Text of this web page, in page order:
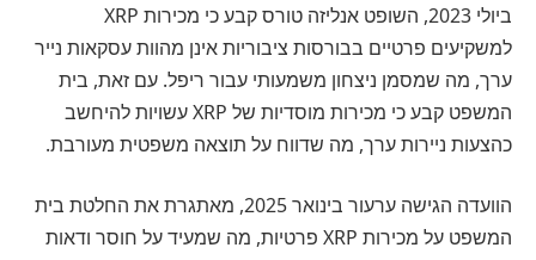
ביולי 2023, השופט אנליזה טורס קבע כי מכירות XRP
למשקיעים פרטיים בבורסות ציבוריות אינן מהוות עסקאות נייר
ערך, מה שמסמן ניצחון משמעותי עבור ריפל. עם זאת, בית
המשפט קבע כי מכירות מוסדיות של XRP עשויות להיחשב
כהצעות ניירות ערך, מה שדווח על תוצאה משפטית מעורבת.
הוועדה הגישה ערעור בינואר 2025, מאתגרת את החלטת בית
המשפט על מכירות XRP פרטיות, מה שמעיד על חוסר ודאות